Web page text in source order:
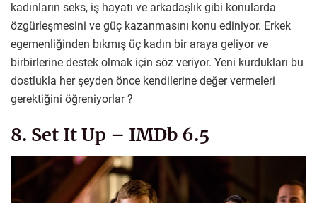
kadınların seks, iş hayatı ve arkadaşlık gibi konularda
özgürleşmesini ve güç kazanmasını konu ediniyor. Erkek
egemenliğinden bıkmış üç kadın bir araya geliyor ve
birbirlerine destek olmak için söz veriyor. Yeni kurdukları bu
dostlukla her şeyden önce kendilerine değer vermeleri
gerektiğini öğreniyorlar ?
8. Set It Up – IMDb 6.5